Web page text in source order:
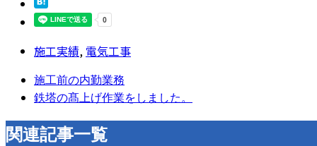
施工実績, 電気工事
施工前の内勤業務
鉄塔の髙上げ作業をしました。
関連記事一覧